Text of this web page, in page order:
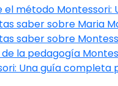
método
saber sobre Maria
saber sobre
la pedagogía
Una guía